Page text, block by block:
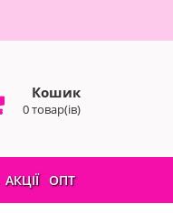
Кошик
0 товар(ів)
АКЦІЇ ОПТ